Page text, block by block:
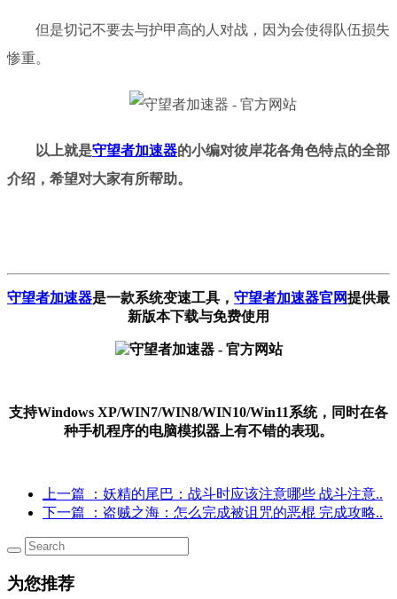
但是切记不要去与护甲高的人对战，因为会使得队伍损失
惨重。
以上就是守望者加速器的小编对彼岸花各角色特点的全部
介绍 ， 希望对大家有所帮助。
守望者加速器是一款系统变速工具 ， 守望者加速器官网提供最
新版本下载与免费使用
支持Windows XP/WIN7/WIN8/WIN10/Win11系统，同时在各
种手机程序的电脑模拟器上有不错的表现。
上一篇
：妖精的尾巴：战斗时应该注意哪些 战斗注意..
下一篇
：盗贼之海：怎么完成被诅咒的恶棍 完成攻略..
为您推荐